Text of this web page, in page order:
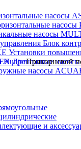
насосы
насосы
насосы
Блок
Установки
Дренажные
насосы
и
HunterПрикорневой